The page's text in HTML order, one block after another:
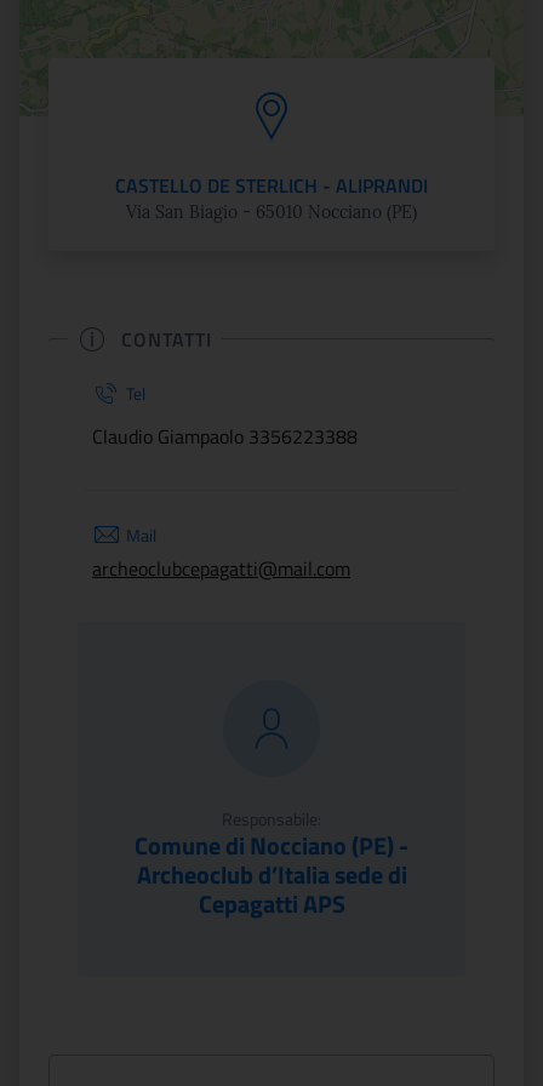
CASTELLO DE STERLICH - ALIPRANDI
Via San Biagio - 65010 Nocciano (PE)
CONTATTI
Tel
Claudio Giampaolo 3356223388
Mail
archeoclubcepagatti@mail.com
Responsabile:
Comune di Nocciano (PE) -
Archeoclub d’Italia sede di
Cepagatti APS